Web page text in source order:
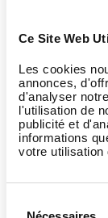
Ce Site Web
Les cookies
annonces,
d'analyser
l'utilisation de
publicité et
informations
votre
Santé au
travail